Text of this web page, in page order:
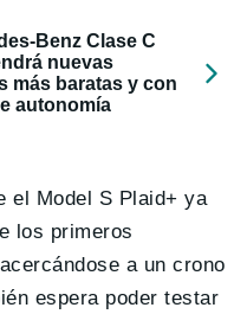
Benz Clase C
nuevas
más baratas y con
autonomía
el Model S Plaid+ ya
los primeros
a un crono
espera poder testar